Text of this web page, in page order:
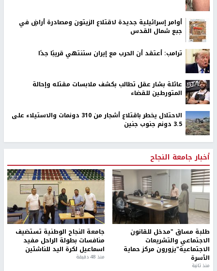
أوامر إسرائيلية جديدة لاقتلاع الزيتون ومصادرة أراضٍ في
جبع شمال القدس
ترامب: أعتقد أن الحرب مع إيران ستنتهي قريبًا جدًا
عائلة بشار عقل تطالب بكشف ملابسات مقتله وإحالة
المتورطين للقضاء
الاحتلال يخطر باقتلاع أشجار من 310 دونمات والاستيلاء على
3.5 دونم جنوب جنين
أخبار جامعة النجاح
طلبة مساق "مدخل للقانون
الاجتماعي والتشريعات
الاجتماعية"يزورون مركز حماية
الأسرة
منذ ثانية
جامعة النجاح الوطنية تستضيف
منافسات بطولة الراحل مفيد
اسماعيل لكرة اليد للناشئين
منذ 48 دقيقة